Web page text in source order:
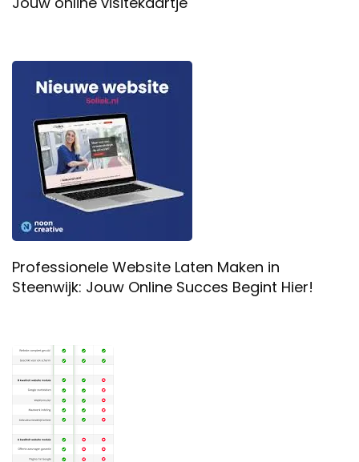
Professionele Website Laten Maken in
Steenwijk: Jouw Online Succes Begint Hier!